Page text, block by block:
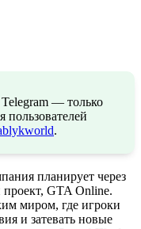
— только
пользователей
.
планирует через
GTA Online.
миром, где игроки
и затевать новые